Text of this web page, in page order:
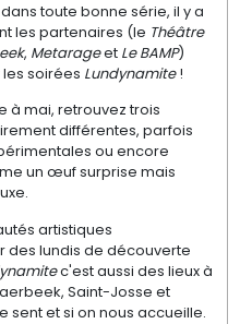
toute bonne série, il y a
les partenaires (le Théâtre
, Metarageet Le BAMP)
soirées Lundynamite!
à mai, retrouvez trois
différentes, parfois
ou encore
un œuf surprise mais
artistiques
des lundis de découverte
c'est aussi des lieux à
Saint-Josse et
sent et si on nous accueille.